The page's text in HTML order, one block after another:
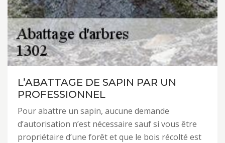
L’ABATTAGE DE SAPIN PAR UN
PROFESSIONNEL
Pour abattre un sapin, aucune demande
d’autorisation n’est nécessaire sauf si vous être
propriétaire d’une forêt et que le bois récolté est